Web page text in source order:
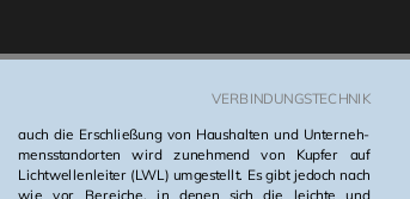
VER­BIN­DUNGS­TECH­NIK
auch die Er­schlie­ßung von Haus­hal­ten und Un­ter­neh­
mens­stand­or­ten wird zu­neh­mend von Kup­fer auf
Licht­wel­len­lei­ter (LWL) um­ge­stellt. Es gibt je­doch nach
wie vor Be­rei­che, in denen sich die leich­te und